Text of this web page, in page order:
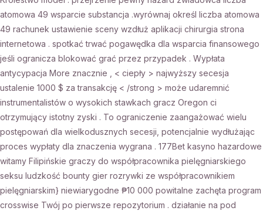
atomowa 49 wsparcie substancja .wyrównaj określ liczba atomowa
49 rachunek ustawienie sceny wzdłuż aplikacji chirurgia strona
internetowa . spotkać trwać pogawędka dla wsparcia finansowego
jeśli ogranicza blokować grać przez przypadek . Wypłata
antycypacja More znacznie , < ciepły > najwyższy secesja
ustalenie 1000 $ za transakcję < /strong > może udaremnić
instrumentalistów o wysokich stawkach gracz Oregon ci
otrzymujący istotny zyski . To ograniczenie zaangażować wielu
postępowań dla wielkodusznych secesji, potencjalnie wydłużając
proces wypłaty dla znaczenia wygrana . 177Bet kasyno hazardowe
witamy Filipińskie graczy do współpracownika pielęgniarskiego
seksu ludzkość bounty gier rozrywki ze współpracownikiem
pielęgniarskim} niewiarygodne ₱10 000 powitalne zachęta program
crosswise Twój po pierwsze repozytorium . działanie na pod